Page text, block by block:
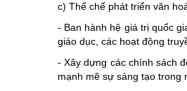
c) Thể chế phát triển văn
- Ban hành hệ giá trị quốc
giáo dục, các hoạt động
- Xây dựng các chính sách
mạnh mẽ sự sáng tạo trong